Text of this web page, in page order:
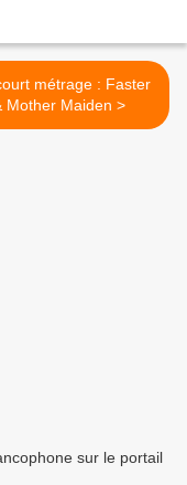
métrage : Faster
& Mother Maiden >
sur le portail